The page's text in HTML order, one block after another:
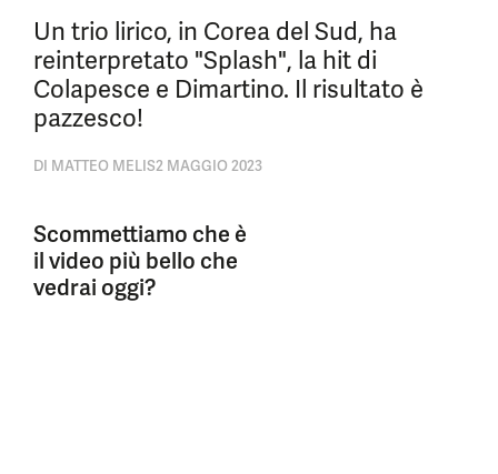
Un trio lirico, in Corea del Sud, ha
reinterpretato "Splash", la hit di
Colapesce e Dimartino. Il risultato è
pazzesco!
DI MATTEO MELIS2 MAGGIO 2023
Scommettiamo che è
il video più bello che
vedrai oggi?